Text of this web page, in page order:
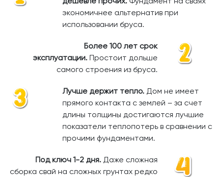
экономичнее альтернатив при
использовании бруса.
Более 100 лет срок
эксплуатации. Простоит дольше
самого строения из бруса.
Лучше держит тепло. Дом не имеет
прямого контакта с землей – за счет
длины толщины достигаются лучшие
показатели теплопотерь в сравнении с
прочими фундаментами.
Под ключ 1-2 дня. Даже сложная
сборка свай на сложных грунтах редко